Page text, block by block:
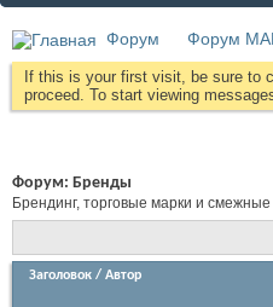
Форум Форум
If this is your first visit, be sure to
proceed. To start viewing
Форум: Бренды
Брендинг, торговые марки и
Заголовок / Автор